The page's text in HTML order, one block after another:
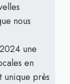
nous
une
en
unique près